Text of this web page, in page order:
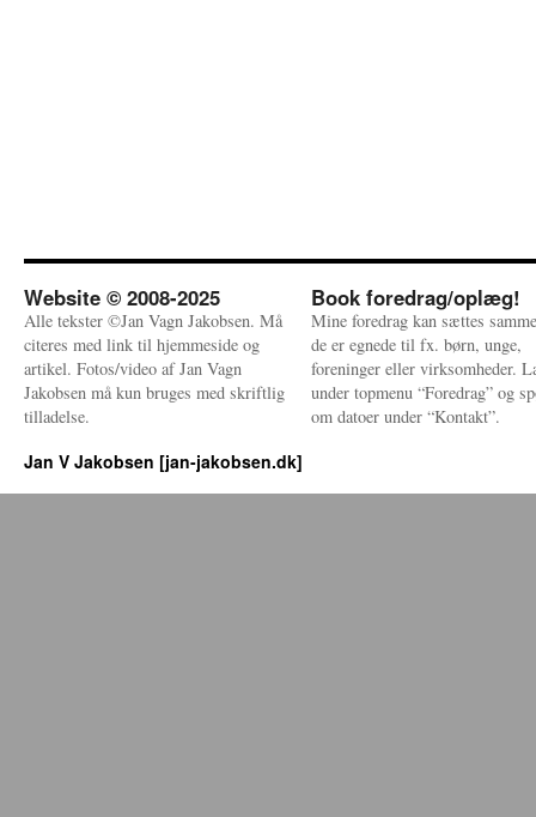
Website © 2008-2025
Alle tekster ©Jan Vagn Jakobsen. Må
citeres med link til hjemmeside og
artikel. Fotos/video af Jan Vagn
Jakobsen må kun bruges med skriftlig
tilladelse.
Book foredrag/oplæg!
Mine foredrag kan sættes
de er egnede til fx. børn, unge,
foreninger eller virksomheder.
under topmenu “Foredrag” og
om datoer under “Kontakt”.
Jan V Jakobsen [jan-jakobsen.dk]